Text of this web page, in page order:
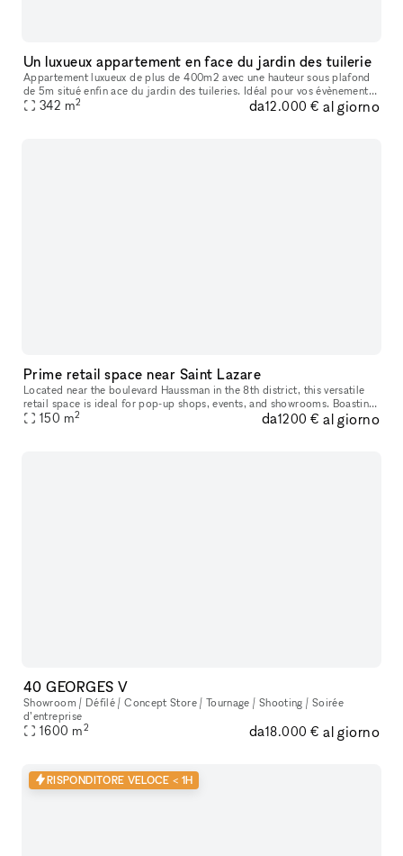
Un luxueux appartement en face du jardin des tuilerie
Appartement luxueux de plus de 400m2 avec une hauteur sous plafond
de 5m situé enfin ace du jardin des tuileries. Idéal pour vos évènements :
Fashion week, press Day, Diner...
342 m2 da12.000 € al giorno
Prime retail space near Saint Lazare
Located near the boulevard Haussman in the 8th district, this versatile
retail space is ideal for pop-up shops, events, and showrooms. Boasting
high foot traffic and a prime position in front of the
150 m2 da1200 € al giorno
40 GEORGES V
Showroom / Défilé / Concept Store / Tournage / Shooting / Soirée
d’entreprise
1600 m2 da18.000 € al giorno
RISPONDITORE VELOCE < 1H